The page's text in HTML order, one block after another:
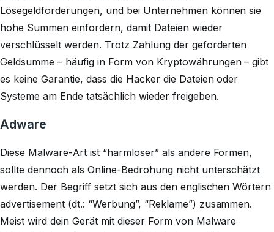
Lösegeldforderungen, und bei Unternehmen können sie
hohe Summen einfordern, damit Dateien wieder
verschlüsselt werden. Trotz Zahlung der geforderten
Geldsumme – häufig in Form von Kryptowährungen – gibt
es keine Garantie, dass die Hacker die Dateien oder
Systeme am Ende tatsächlich wieder freigeben.
Adware
Diese Malware-Art ist “harmloser” als andere Formen,
sollte dennoch als Online-Bedrohung nicht unterschätzt
werden. Der Begriff setzt sich aus den englischen Wörtern
advertisement (dt.: “Werbung”, “Reklame”) zusammen.
Meist wird dein Gerät mit dieser Form von Malware